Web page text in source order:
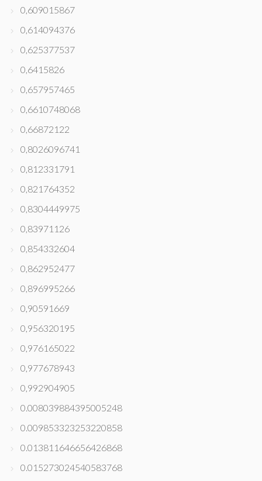
0,609015867
0,614094376
0,625377537
0,6415826
0,657957465
0,6610748068
0,66872122
0,8026096741
0,812331791
0,821764352
0,8304449975
0,83971126
0,854332604
0,862952477
0,896995266
0,90591669
0,956320195
0,976165022
0,977678943
0,992904905
0.008039884395005248
0.009853323253220858
0.013811646656426868
0.015273024540583768